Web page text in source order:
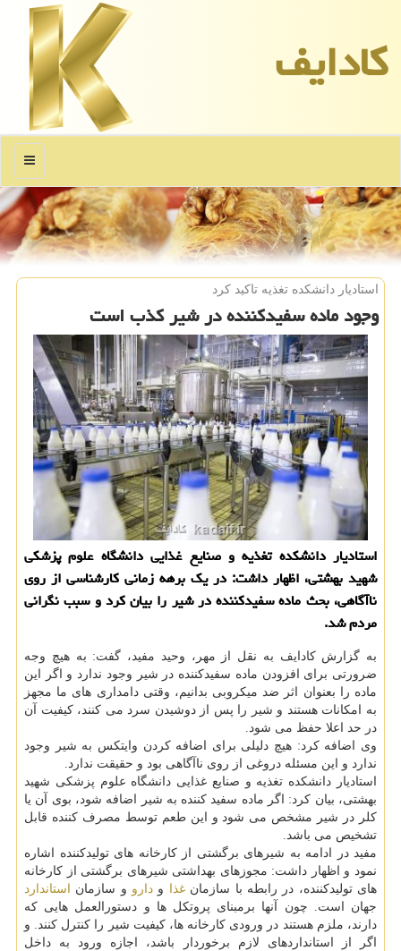
كادایف
منو
استادیار دانشكده تغذیه تاكید كرد
وجود ماده سفیدكننده در شیر كذب است
استادیار دانشكده تغذیه و صنایع غذایی دانشگاه علوم پزشكی
شهید بهشتی، اظهار داشت: در یك برهه زمانی كارشناسی از روی
ناآگاهی، بحث ماده سفیدكننده در شیر را بیان كرد و سبب نگرانی
مردم شد.
به گزارش کادایف به نقل از مهر، وحید مفید، گفت: به هیچ وجه
ضرورتی برای افزودن ماده سفیدکننده در شیر وجود ندارد و اگر این
ماده را بعنوان اثر ضد میکروبی بدانیم، وقتی دامداری های ما مجهز
به امکانات هستند و شیر را پس از دوشیدن سرد می کنند، کیفیت آن
در حد اعلا حفظ می شود.
وی اضافه کرد: هیچ دلیلی برای اضافه کردن وایتکس به شیر وجود
ندارد و این مسئله دروغی از روی ناآگاهی بود و حقیقت ندارد.
استادیار دانشکده تغذیه و صنایع غذایی دانشگاه علوم پزشکی شهید
بهشتی، بیان کرد: اگر ماده سفید کننده به شیر اضافه شود، بوی آن یا
کلر در شیر مشخص می شود و این طعم توسط مصرف کننده قابل
تشخیص می باشد.
مفید در ادامه به شیرهای برگشتی از کارخانه های تولیدکننده اشاره
نمود و اظهار داشت: مجوزهای بهداشتی شیرهای برگشتی از کارخانه
های تولیدکننده، در رابطه با سازمانغذا و دارو و سازمان
استاندارد
جهان است. چون آنها برمبنای پروتکل ها و دستورالعمل هایی که
دارند، ملزم هستند در ورودی کارخانه ها، کیفیت شیر را کنترل کنند. و
اگر از استانداردهای لازم برخوردار باشد، اجازه ورود به داخل